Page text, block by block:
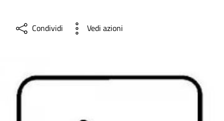
Condividi Vedi azioni